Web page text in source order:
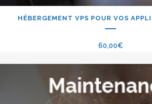
HÉBERGEMENT VPS POUR VOS
60,00€